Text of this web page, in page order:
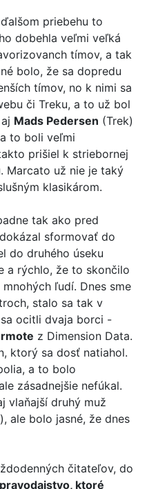
priebehu to
dobehla veľmi veľká
tímov, a tak
bolo, že sa dopredu
tímov, no k nimi sa
či Treku, a to už bol
Mads Pedersen (Trek)
to boli veľmi
prišiel k striebornej
Marcato už nie je taký
klasikárom.
tak ako pred
sformovať do
do druhého úseku
a rýchlo, že to skončilo
ľudí. Dnes sme
stalo sa tak v
ocitli dvaja borci -
z Dimension Data.
ktorý sa dosť natiahol.
a to bolo
zásadnejšie nefúkal.
vlaňajší druhý muž
ale bolo jasné, že dnes
čitateľov, do
ktoré